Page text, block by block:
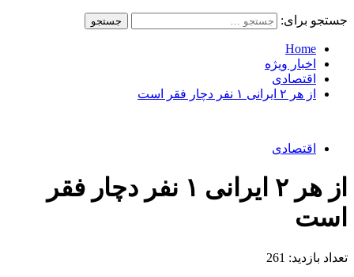
جستجو برای:
Home
اخبار ویژه
اقتصادی
از هر ۲ ایرانی ۱ نفر دچار فقر است
اقتصادی
از هر ۲ ایرانی ۱ نفر دچار فقر
است
تعداد بازدید: 261